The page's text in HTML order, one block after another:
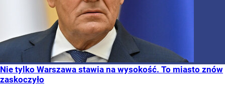
Nie tylko Warszawa stawia na wysokość. To miasto znów
zaskoczyło